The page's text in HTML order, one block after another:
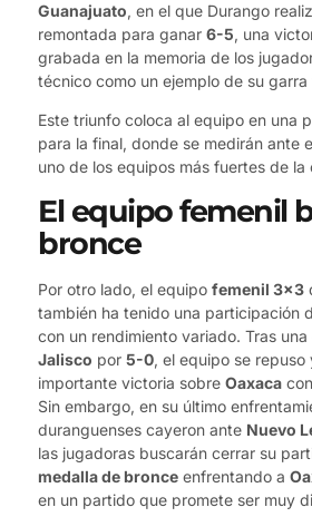
Guanajuato, en el que Durango
remontada para ganar 6-5, una
grabada en la memoria de los
técnico como un ejemplo de su garra
Este triunfo coloca al equipo en una
para la final, donde se medirán ante
uno de los equipos más fuertes de la
El equipo femenil
bronce
Por otro lado, el equipo femenil 3×3
también ha tenido una participación
con un rendimiento variado. Tras
Jalisco por 5-0, el equipo se repuso
importante victoria sobre Oaxaca
Sin embargo, en su último
duranguenses cayeron ante Nuevo
las jugadoras buscarán cerrar su
medalla de bronce enfrentando a
en un partido que promete ser muy